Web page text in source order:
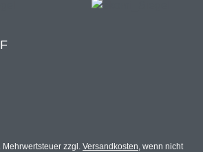
zzgl. Versandkosten, wenn nicht